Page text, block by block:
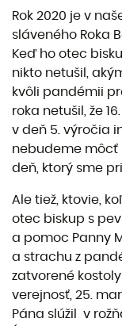
Rok 2020 je v
sláveného Roka
Keď ho otec
nikto netušil,
kvôli pandémii
roka netušil, že
v deň 5. výročia
nebudeme môcť
deň, ktorý sme
Ale tiež, ktovie,
otec biskup s
a pomoc Panny
a strachu z
zatvorené
verejnosť, 25.
Pána slúžil v